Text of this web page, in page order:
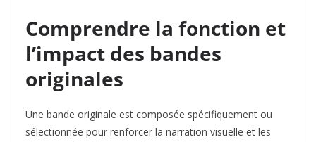
Comprendre la fonction et
l’impact des bandes
originales
Une bande originale est composée spécifiquement ou
sélectionnée pour renforcer la narration visuelle et les